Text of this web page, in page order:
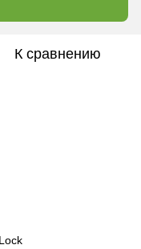
К сравнению